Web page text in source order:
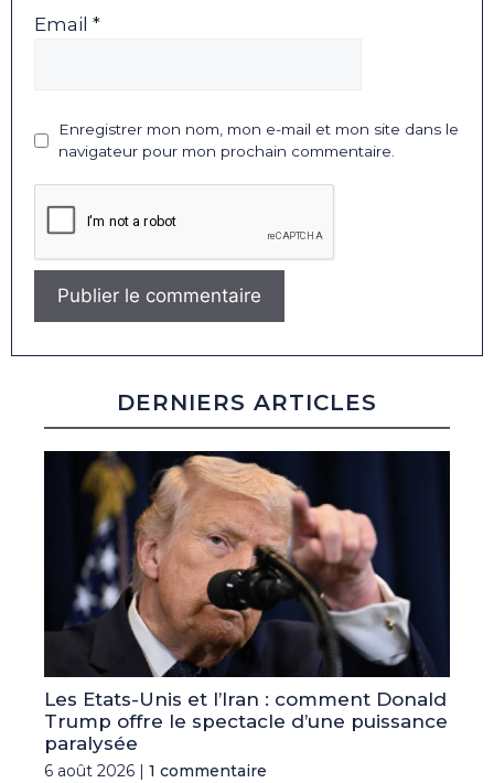
Email *
Enregistrer mon nom, mon e-mail et mon site dans le
navigateur pour mon prochain commentaire.
DERNIERS ARTICLES
Les Etats-Unis et l’Iran : comment Donald
Trump offre le spectacle d’une puissance
paralysée
6 août 2026 | 1 commentaire